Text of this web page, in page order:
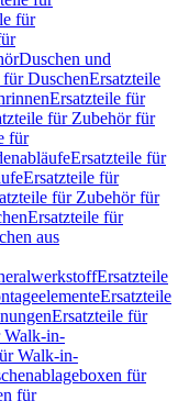
für
Duschen und
DuschenErsatzteile
Ersatzteile für
für Zubehör für
für
Ersatzteile für
Ersatzteile für
für Zubehör für
Ersatzteile für
aus
Ersatzteile
Ersatzteile
Ersatzteile für
Walk-in-
Walk-in-
für
für